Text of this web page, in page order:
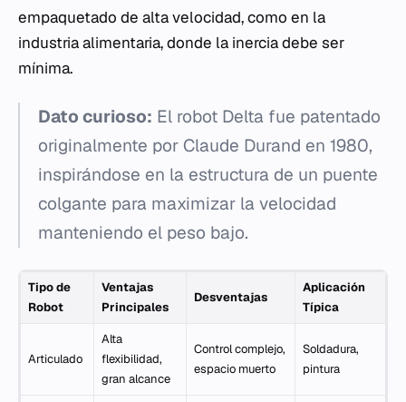
empaquetado de alta velocidad, como en la
industria alimentaria, donde la inercia debe ser
mínima.
Dato curioso: El robot Delta fue patentado
originalmente por Claude Durand en 1980,
inspirándose en la estructura de un puente
colgante para maximizar la velocidad
manteniendo el peso bajo.
Tipo de
Robot
Ventajas
Principales
Desventajas
Aplicación
Típica
Articulado
Alta
flexibilidad,
gran alcance
Control complejo,
espacio muerto
Soldadura,
pintura